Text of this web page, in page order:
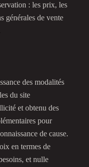
: les prix, les
générales de vente
des modalités
du site
et obtenu des
pour
de cause.
en termes de
et nulle